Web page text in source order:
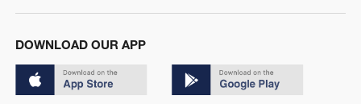
DOWNLOAD OUR APP